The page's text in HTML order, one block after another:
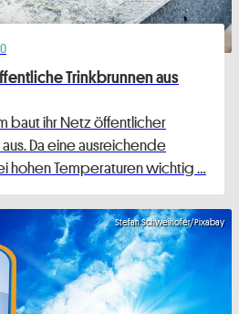
Trinkbrunnen aus
baut ihr Netz öffentlicher
Da eine ausreichende
hohen Temperaturen wichtig …
Stefan Schweihofer/Pixabay